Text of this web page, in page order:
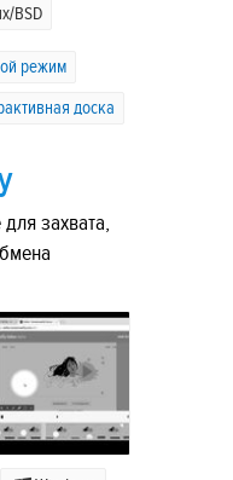
BSD
режим
доска
захвата,